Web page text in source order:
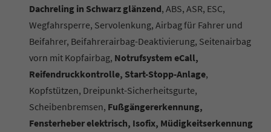
Dachreling in Schwarz glänzend, ABS, ASR, ESC,
Wegfahrsperre, Servolenkung, Airbag für Fahrer und
Beifahrer, Beifahrerairbag-Deaktivierung, Seitenairbag
vorn mit Kopfairbag, Notrufsystem eCall,
Reifendruckkontrolle, Start-Stopp-Anlage,
Kopfstützen, Dreipunkt-Sicherheitsgurte,
Scheibenbremsen, Fußgängererkennung,
Fensterheber elektrisch, Isofix, Müdigkeitserkennung